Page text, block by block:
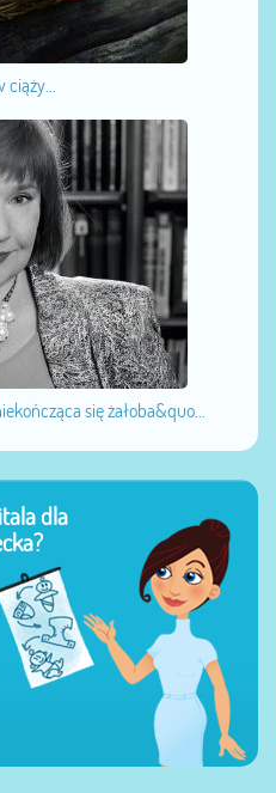
się żałoba&quo...
dla